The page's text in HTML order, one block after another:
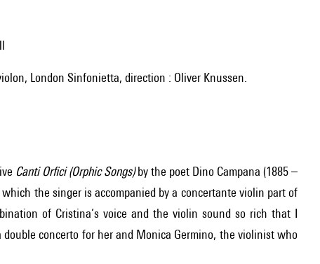
London Sinfonietta, direction : Oliver Knussen.
Canti Orfici (Orphic Songs)by the poet Dino Campana (1885 –
the singer is accompanied by a concertante violin part of
of Cristina’s voice and the violin sound so rich that I
double concerto for her and Monica Germino, the violinist who